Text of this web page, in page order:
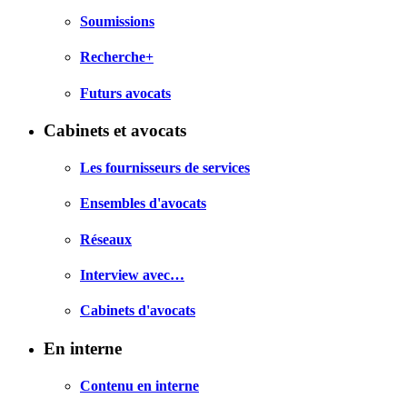
Soumissions
Recherche+
Futurs avocats
Cabinets et avocats
Les fournisseurs de services
Ensembles d'avocats
Réseaux
Interview avec…
Cabinets d'avocats
En interne
Contenu en interne